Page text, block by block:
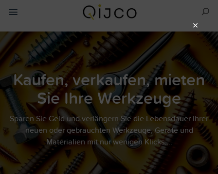
Kaufen, verkaufen, mieten
Sie Ihre Werkzeuge
Sparen Sie Geld und verlängern Sie die Lebensdauer Ihrer
neuen oder gebrauchten Werkzeuge, Geräte und
Materialien mit nur wenigen Klicks....
×